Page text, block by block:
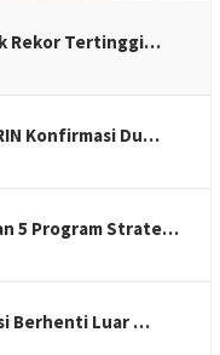
Rekor Tertinggi…
Konfirmasi Du…
5 Program Strate…
Berhenti Luar …